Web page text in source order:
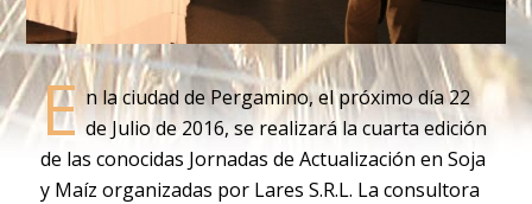
E n la ciudad de Pergamino, el próximo día 22
de Julio de 2016, se realizará la cuarta edición
de las conocidas Jornadas de Actualización en Soja
y Maíz organizadas por Lares S.R.L. La consultora